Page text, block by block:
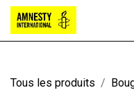
Tous les produits